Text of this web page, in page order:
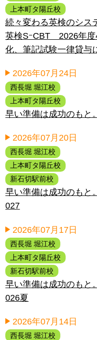
上本町タ陽丘校
続々変わる英検のシス
英検SｰCBT 2026年度
化、筆記試験一律貸与
2026年07月24日
西長堀 堀江校
上本町タ陽丘校
早い準備は成功のも
2026年07月20日
西長堀 堀江校
上本町タ陽丘校
新石切駅前校
早い準備は成功のもと
027
2026年07月17日
西長堀 堀江校
上本町タ陽丘校
新石切駅前校
早い準備は成功のもと
026夏
2026年07月14日
西長堀 堀江校